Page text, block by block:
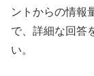
ントからの情報
で、詳細な回答
い。